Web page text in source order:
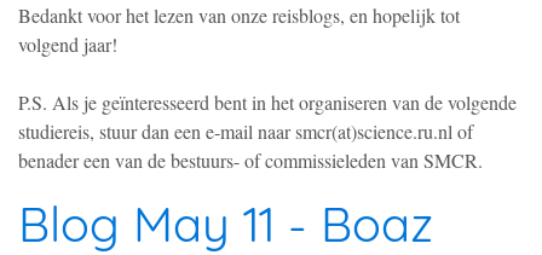
Bedankt voor het lezen van onze reisblogs, en hopelijk tot
volgend jaar!
P.S. Als je geïnteresseerd bent in het organiseren van de volgende
studiereis, stuur dan een e-mail naar smcr(at)science.ru.nl of
benader een van de bestuurs- of commissieleden van SMCR.
Blog May 11 - Boaz